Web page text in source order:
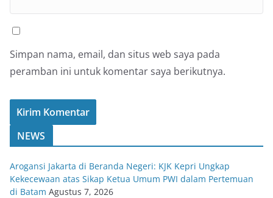
Simpan nama, email, dan situs web saya pada
peramban ini untuk komentar saya berikutnya.
NEWS
Arogansi Jakarta di Beranda Negeri: KJK Kepri Ungkap
Kekecewaan atas Sikap Ketua Umum PWI dalam Pertemuan
di Batam Agustus 7, 2026